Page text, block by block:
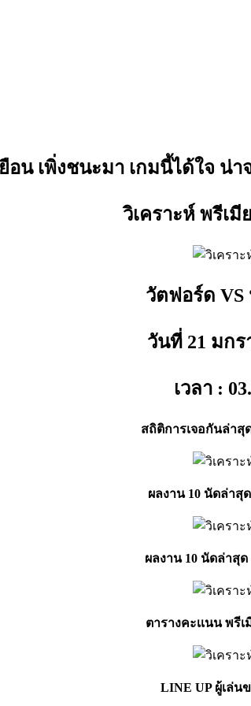
อน เพิ่งชนะมา เกมนี้ได้ใจ น่
วิเคราะห์ พรีเ
วัตฟอร์ด
วันที่ 21 มก
เวลา :
สถิติการเจอกันล่าสุ
ผลงาน 10 นัดล่าสุ
ผลงาน 10 นัดล่าสุ
ตารางคะเเนน พรี
LINE UP ผู้เล่น